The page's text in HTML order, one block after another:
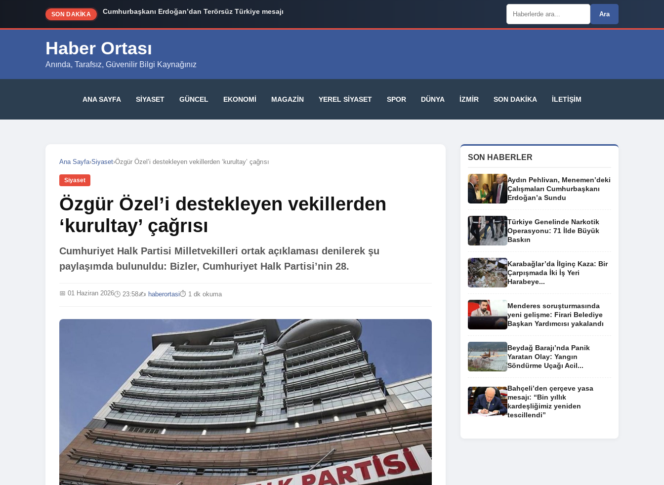
SON DAKİKA Cumhurbaşkanı Erdoğan’dan Terörsüz Türkiye mesajı Arama:
Ara
Haber Ortası
Anında, Tarafsız, Güvenilir Bilgi Kaynağınız
ANA SAYFA SIYASET GÜNCEL EKONOMI MAGAZIN YEREL SIYASET SPOR DÜNYA İZMIR SON DAKIKA İLETIŞIM
Ana Sayfa›Siyaset›Özgür Özel’i destekleyen vekillerden ‘kurultay’ çağrısı
Siyaset
Özgür Özel’i destekleyen vekillerden
‘kurultay’ çağrısı
Cumhuriyet Halk Partisi Milletvekilleri ortak açıklaması denilerek şu
paylaşımda bulunuldu: Bizler, Cumhuriyet Halk Partisi’nin 28.
📅 01 Haziran 2026🕒 23:58✍️ haberortasi⏱️ 1 dk okuma
SON HABERLER
Aydın Pehlivan, Menemen’deki
Çalışmaları Cumhurbaşkanı
Erdoğan’a Sundu
Türkiye Genelinde Narkotik
Operasyonu: 71 İlde Büyük
Baskın
Karabağlar’da İlginç Kaza: Bir
Çarpışmada İki İş Yeri
Harabeye...
Menderes soruşturmasında
yeni gelişme: Firari Belediye
Başkan Yardımcısı yakalandı
Beydağ Barajı’nda Panik
Yaratan Olay: Yangın
Söndürme Uçağı Acil...
Bahçeli’den çerçeve yasa
mesajı: “Bin yıllık
kardeşliğimiz yeniden
tescillendi”